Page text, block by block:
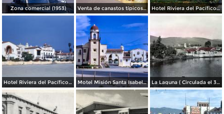
Zona comercial (1953) Venta de canastos típicos mexicanos (1953) Hotel Riviera del Pacífico (1953)
Hotel Riviera del Pacífico (1953) Motel Misión Santa Isabel (1953) La Laguna ( Circulada el 30 de Junio de 1941 ).